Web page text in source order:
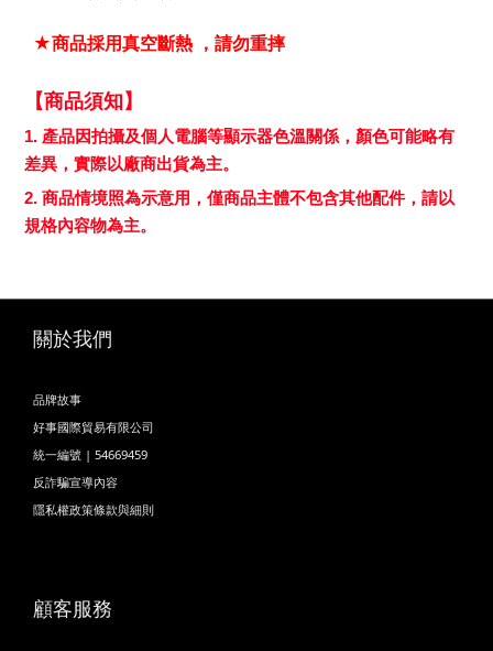
★商品採用真空斷熱 ，請勿重摔
【商品須知】
1. 產品因拍攝及個人電腦等顯示器色溫關係，顏色可能略有
差異，實際以廠商出貨為主。
2. 商品情境照為示意用，僅商品主體不包含其他配件，請以
規格內容物為主。
關於我們
品牌故事
好事國際貿易有限公司
統一編號 | 54669459
反詐騙宣導內容
隱私權政策條款與細則
顧客服務